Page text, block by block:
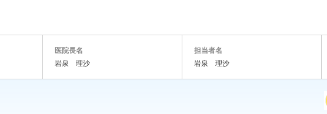
医院長名 担当者名
岩泉 理沙 岩泉 理沙